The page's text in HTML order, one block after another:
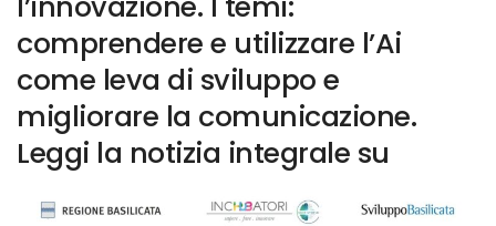
comprendere e utilizzare l’Ai
come leva di sviluppo e
migliorare la comunicazione.
Leggi la notizia integrale su